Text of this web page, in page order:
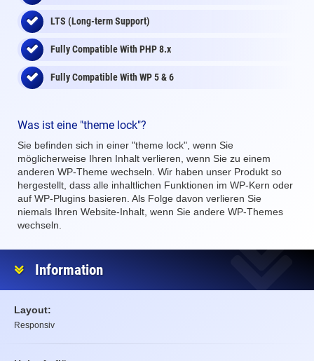
LTS (Long-term Support)
Fully Compatible With PHP 8.x
Fully Compatible With WP 5 & 6
Was ist eine "theme lock"?
Sie befinden sich in einer "theme lock", wenn Sie
möglicherweise Ihren Inhalt verlieren, wenn Sie zu einem
anderen WP-Theme wechseln. Wir haben unser Produkt so
hergestellt, dass alle inhaltlichen Funktionen im WP-Kern oder
auf WP-Plugins basieren. Als Folge davon verlieren Sie
niemals Ihren Website-Inhalt, wenn Sie andere WP-Themes
wechseln.
Information
Layout:
Responsiv